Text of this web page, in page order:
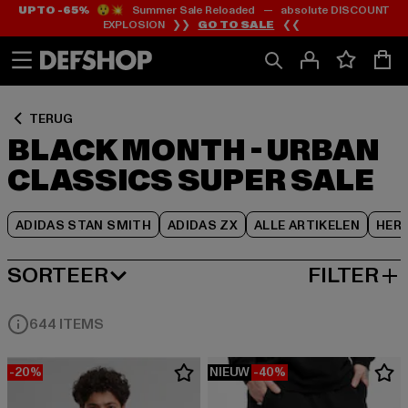
Ga
naar
Ga
naar
UP TO -65%😲💥 Summer Sale Reloaded — absolute DISCOUNT
EXPLOSION ❯❯ GO TO SALE ❮❮
TERUG
BLACK MONTH - URBAN
CLASSICS SUPER SALE
ADIDAS STAN SMITH ADIDAS ZX ALLE ARTIKELEN
Ga
naar
Rooster
SORTEER
MEEST POPULAIRE FILTER
644 ITEMS
-20% NIEUW -40%